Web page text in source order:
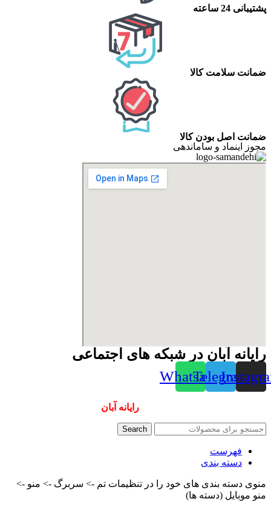
پشتیبانی 24 ساعته
ضمانت سلامت کالا
ضمانت اصل بودن کالا
مجوز اینماد و ساماندهی
رایانه آبان در شبکه های اجتماعی
Telegram
Whatsapp
رایانه آبان
Search
فهرست
دسته بندی
منوی دسته بندی های خود را در تنظیمات تم -> سربرگ -> منو ->
منو موبایل (دسته ها)